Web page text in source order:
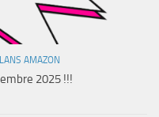
AMAZON
2025 !!!